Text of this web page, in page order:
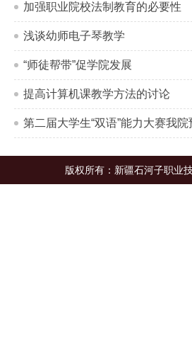
加强职业院校法制教育的必要性
浅谈幼师电子琴教学
“师徒帮带”促学院发展
提高计算机课教学方法的讨论
第二届大学生“双语”能力大赛我院预选
版权所有：新疆石河子职业